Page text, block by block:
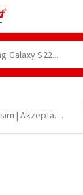
128GB | Silber | Mono sim | Akzeptabler Zustand